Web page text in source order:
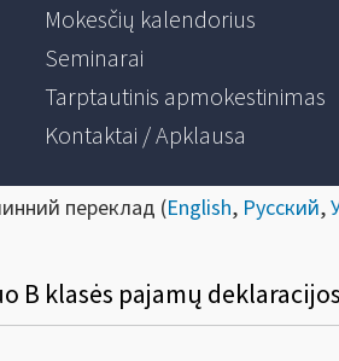
Mokesčių kalendorius
Seminarai
Tarptautinis apmokestinimas
Kontaktai / Apklausa
переклад (English, Русский,